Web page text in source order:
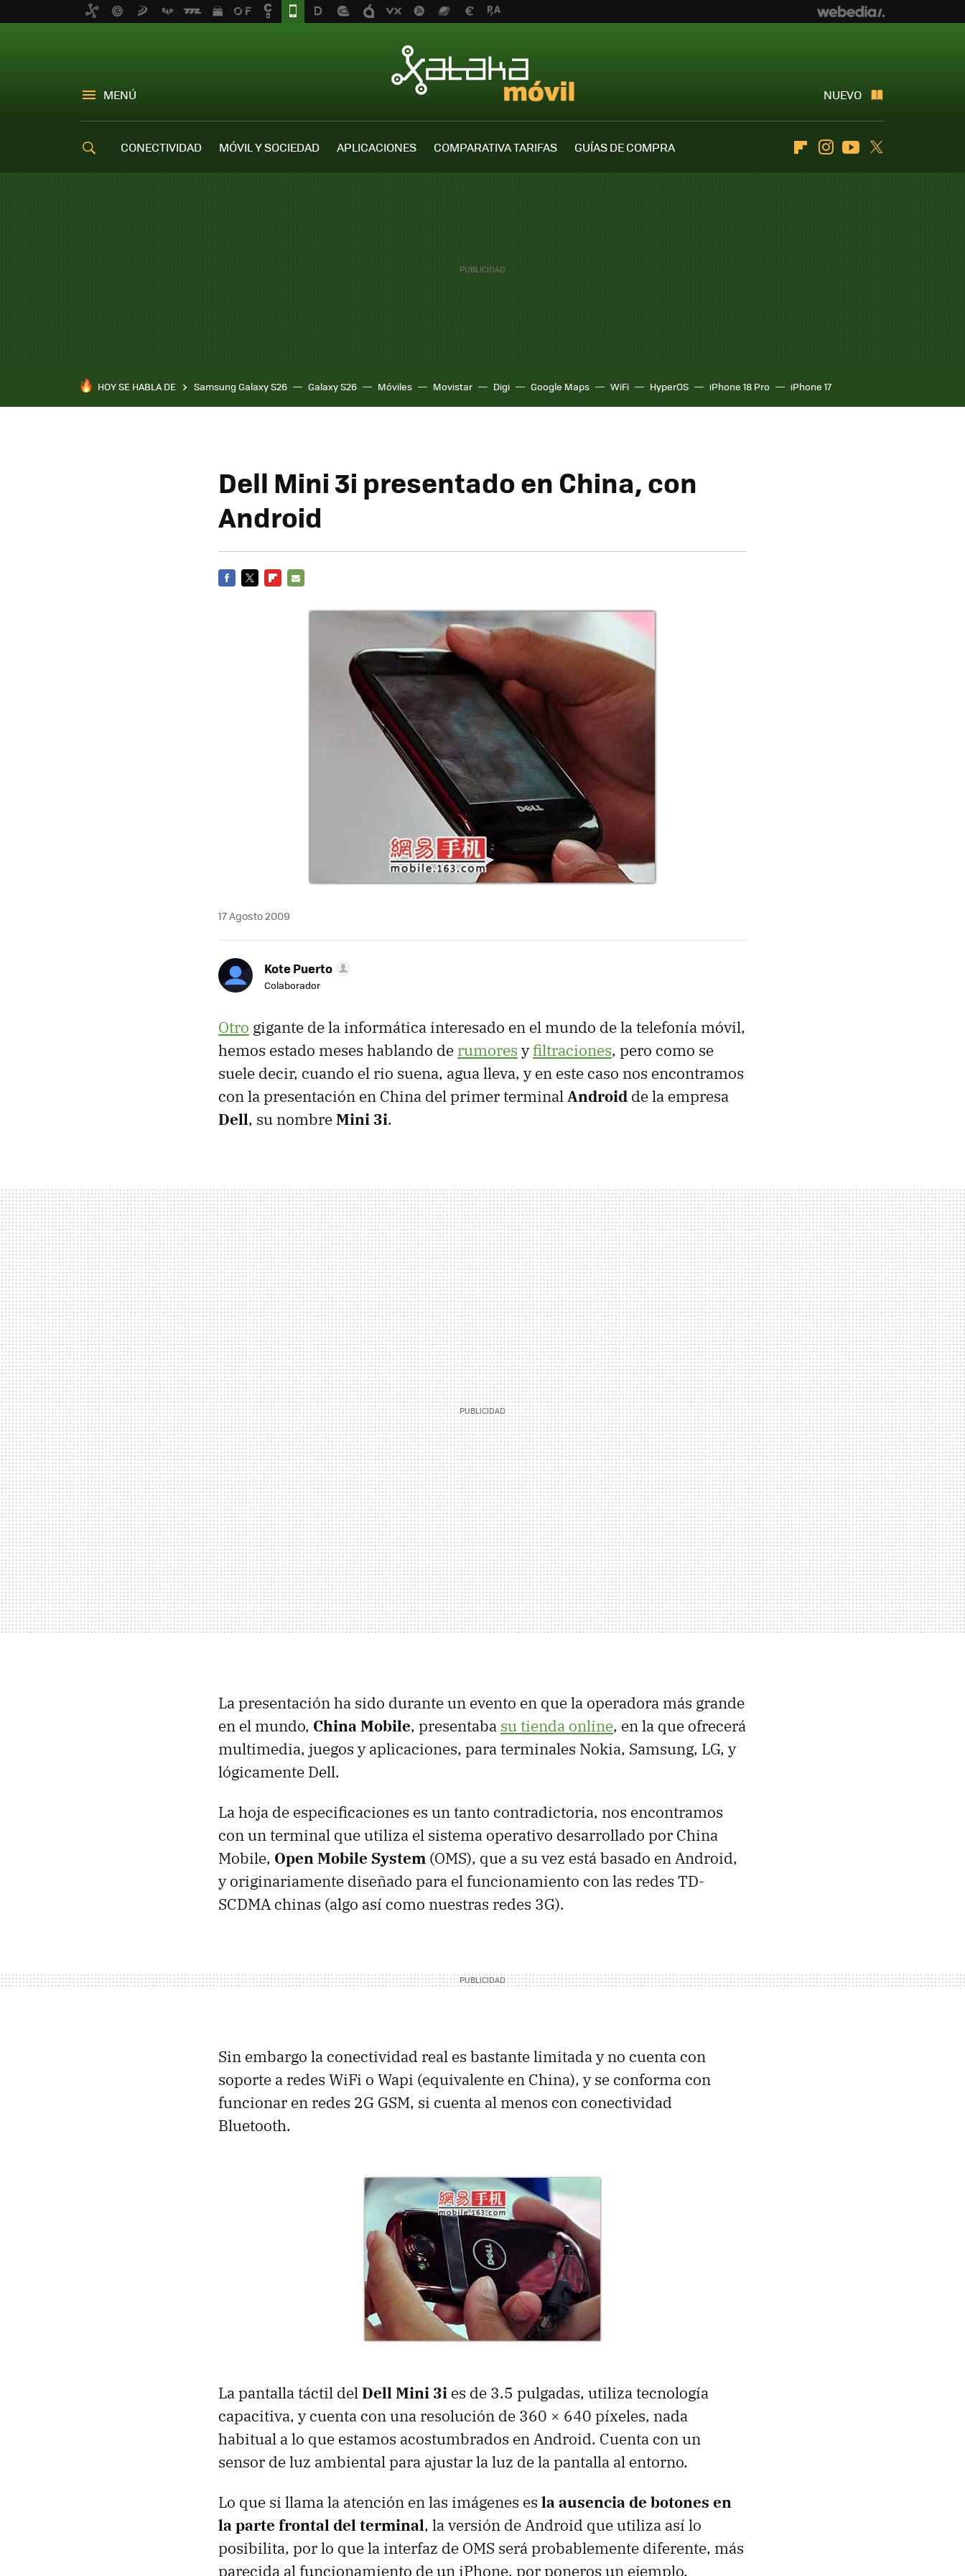
MENÚ NUEVO
CONECTIVIDAD MÓVIL Y SOCIEDAD APLICACIONES COMPARATIVA TARIFAS
GUÍAS DE COMPRA
FlipboardInstagramYoutube
HOY SE HABLA DE Samsung Galaxy S26 Galaxy S26 Móviles Movistar Digi Google Maps WiFi HyperOS iPhone 18 Pro iPhone 17
Dell Mini 3i presentado en China, con
Android
MAIL
17 Agosto 2009
Kote Puerto
Colaborador
Otro gigante de la informática interesado en el mundo de la telefonía móvil,
hemos estado meses hablando de rumores yfiltraciones, pero como se
suele decir, cuando el rio suena, agua lleva, y en este caso nos encontramos
con la presentación en China del primer terminalAndroid de la empresa
Dell, su nombreMini 3i.
La presentación ha sido durante un evento en que la operadora más grande
en el mundo, China Mobile, presentaba su tienda online, en la que ofrecerá
multimedia, juegos y aplicaciones, para terminales Nokia, Samsung, LG, y
lógicamente Dell.
La hoja de especificaciones es un tanto contradictoria, nos encontramos
con un terminal que utiliza el sistema operativo desarrollado por China
Mobile, Open Mobile System (OMS), que a su vez está basado en Android,
y originariamente diseñado para el funcionamiento con las redes TD-
SCDMA chinas (algo así como nuestras redes 3G).
Sin embargo la conectividad real es bastante limitada y no cuenta con
soporte a redes WiFi o Wapi (equivalente en China), y se conforma con
funcionar en redes 2G GSM, si cuenta al menos con conectividad
Bluetooth.
La pantalla táctil delDell Mini 3i es de 3.5 pulgadas, utiliza tecnología
capacitiva, y cuenta con una resolución de 360 × 640 píxeles, nada
habitual a lo que estamos acostumbrados en Android. Cuenta con un
sensor de luz ambiental para ajustar la luz de la pantalla al entorno.
Lo que si llama la atención en las imágenes es la ausencia de botones en
la parte frontal del terminal, la versión de Android que utiliza así lo
posibilita, por lo que la interfaz de OMS será probablemente diferente, más
parecida al funcionamiento de un iPhone, por poneros un ejemplo.